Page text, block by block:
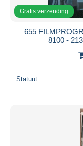
Gratis verzending
655
8100 -
Statuut